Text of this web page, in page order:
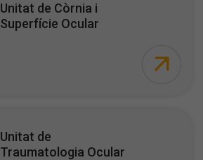
Unitat de Còrnia i
Superfície Ocular
Unitat de
Traumatologia Ocular